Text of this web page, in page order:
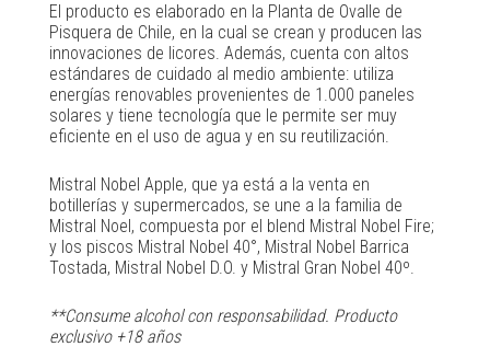
El producto es elaborado en la Planta de Ovalle de
Pisquera de Chile, en la cual se crean y producen las
innovaciones de licores. Además, cuenta con altos
estándares de cuidado al medio ambiente: utiliza
energías renovables provenientes de 1.000 paneles
solares y tiene tecnología que le permite ser muy
eficiente en el uso de agua y en su reutilización.
Mistral Nobel Apple, que ya está a la venta en
botillerías y supermercados, se une a la familia de
Mistral Noel, compuesta por el blend Mistral Nobel Fire;
y los piscos Mistral Nobel 40°, Mistral Nobel Barrica
Tostada, Mistral Nobel D.O. y Mistral Gran Nobel 40º.
**Consume alcohol con responsabilidad. Producto
exclusivo +18 años